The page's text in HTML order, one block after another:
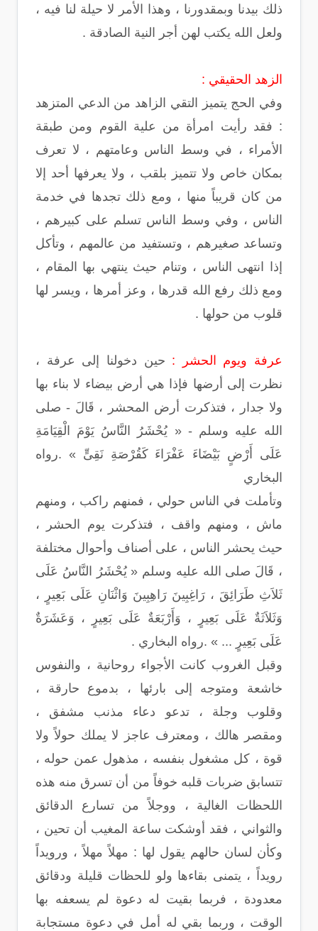
ذلك بيدنا وبمقدورنا ، وهذا الأمر لا حيلة لنا فيه ،
ولعل الله يكتب لهن أجر النية الصادقة .
الزهد الحقيقي :
وفي الحج يتميز التقي الزاهد من الدعي المتزهد
: فقد رأيت امرأة من علية القوم ومن طبقة
الأمراء ، في وسط الناس وعامتهم ، لا تعرف
بمكان خاص ولا تتميز بلقب ، ولا يعرفها أحد إلا
من كان قريباً منها ، ومع ذلك تجدها في خدمة
الناس ، وفي وسط الناس تسلم على كبيرهم ،
وتساعد صغيرهم ، وتستفيد من عالمهم ، وتأكل
إذا انتهى الناس ، وتنام حيث ينتهي بها المقام ،
ومع ذلك رفع الله قدرها ، وعز أمرها ، ويسر لها
قلوب من حولها .
عرفة ويوم الحشر : حين دخولنا إلى عرفة ،
نظرت إلى أرضها فإذا هي أرض بيضاء لا بناء بها
ولا جدار ، فتذكرت أرض المحشر ، قَالَ - صلى
الله عليه وسلم - « يُحْشَرُ النَّاسُ يَوْمَ الْقِيَامَةِ
عَلَى أَرْضٍ بَيْضَاءَ عَفْرَاءَ كَقُرْصَةِ نَقِىٍّ » .رواه
البخاري
وتأملت في الناس حولي ، فمنهم راكب ، ومنهم
ماش ، ومنهم واقف ، فتذكرت يوم الحشر ،
حيث يحشر الناس ، على أصناف وأحوال مختلفة
، قَالَ صلى الله عليه وسلم « يُحْشَرُ النَّاسُ عَلَى
ثَلاَثِ طَرَائِقَ ، رَاغِبِينَ رَاهِبِينَ وَاثْنَانِ عَلَى بَعِيرٍ ،
وَثَلاَثَةٌ عَلَى بَعِيرٍ ، وَأَرْبَعَةٌ عَلَى بَعِيرٍ ، وَعَشَرَةٌ
عَلَى بَعِيرٍ ... » .رواه البخاري .
وقبل الغروب كانت الأجواء روحانية ، والنفوس
خاشعة ومتوجه إلى بارئها ، بدموع حارقة ،
وقلوب وجلة ، تدعو دعاء مذنب مشفق ،
ومقصر هالك ، ومعترف عاجز لا يملك حولاً ولا
قوة ، كل مشغول بنفسه ، مذهول عمن حوله ،
تتسابق ضربات قلبه خوفاً من أن تسرق منه هذه
اللحظات الغالية ، ووجلاً من تسارع الدقائق
والثواني ، فقد أوشكت ساعة المغيب أن تحين ،
وكأن لسان حالهم يقول لها : مهلاً مهلاً ، ورويداً
رويداً ، يتمنى بقاءها ولو للحظات قليلة ودقائق
معدودة ، فربما بقيت له دعوة لم يسعفه بها
الوقت ، وربما بقي له أمل في دعوة مستجابة